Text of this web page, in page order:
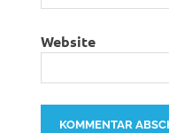
Website